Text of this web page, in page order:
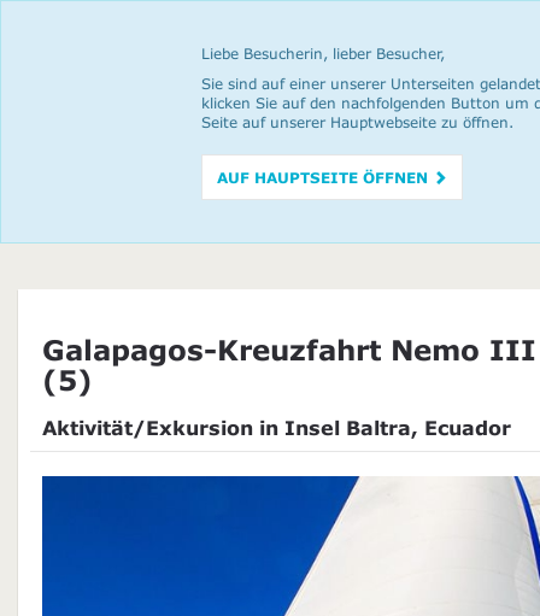
Liebe Besucherin, lieber Besucher,
Sie sind auf einer unserer Unterseiten
klicken Sie auf den nachfolgenden Button um
Seite auf unserer Hauptwebseite zu öffnen.
AUF HAUPTSEITE ÖFFNEN
Galapagos-Kreuzfahrt Nemo
(5)
Aktivität/Exkursion in Insel Baltra, Ecuador